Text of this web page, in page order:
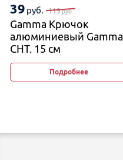
39 руб. 119руб.
Gamma Крючок
алюминиевый Gamma
CHT, 15 см
Подробнее